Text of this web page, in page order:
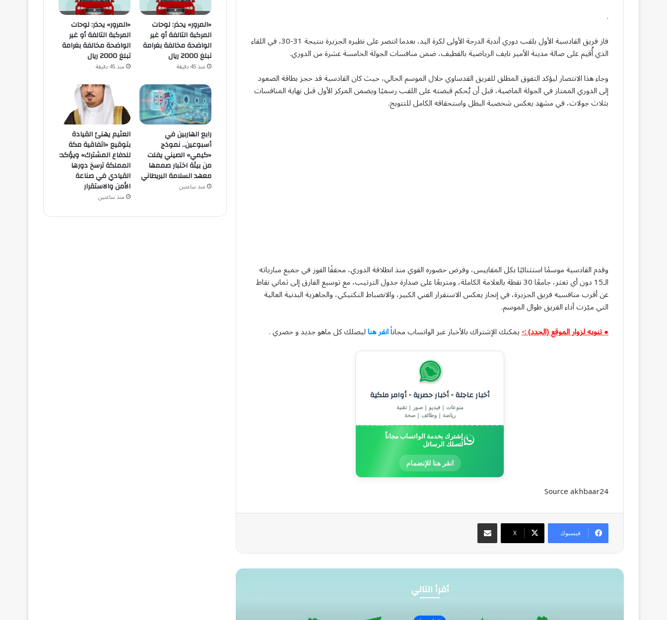
.
فاز فريق القادسية الأول بلقب دوري أندية الدرجة الأولى لكرة اليد، بعدما انتصر على نظيره الجزيرة بنتيجة 31-30، في اللقاء
الذي أُقيم على صالة مدينة الأمير نايف الرياضية بالقطيف، ضمن منافسات الجولة الخامسة عشرة من الدوري.
وجاء هذا الانتصار ليؤكد التفوق المطلق للفريق القدساوي خلال الموسم الحالي، حيث كان القادسية قد حجز بطاقة الصعود
إلى الدوري الممتاز في الجولة الماضية، قبل أن يُحكم قبضته على اللقب رسميًا ويضمن المركز الأول قبل نهاية المنافسات
بثلاث جولات، في مشهد يعكس شخصية البطل واستحقاقه الكامل للتتويج.
وقدم القادسية موسمًا استثنائيًا بكل المقاييس، وفرض حضوره القوي منذ انطلاقة الدوري، محققًا الفوز في جميع مبارياته
الـ15 دون أي تعثر، جامعًا 30 نقطة بالعلامة الكاملة، ومتربعًا على صدارة جدول الترتيب، مع توسيع الفارق إلى ثماني نقاط
عن أقرب منافسيه فريق الجزيرة، في إنجاز يعكس الاستقرار الفني الكبير، والانضباط التكتيكي، والجاهزية البدنية العالية
التي ميّزت أداء الفريق طوال الموسم.
● تنويه لزوار الموقع (الجدد) :-يمكنك الإشتراك بالأخبار عبر الواتساب مجاناًانقر هناليصلك كل ماهو جديد و حصري .
أخبار عاجلة - أخبار حصرية - أوامر ملكية
منوعات | فيديو | صور | تقنية
رياضة | وظائف | صحة
إشترك بخدمة الواتساب مجاناً
لتصلك الرسائل
انقر هنا للإنضمام
Source akhbaar24
فيسبوك ‫X
مشاركة عبر البريد
أقرأ التالي
«المرور» يحذر: لوحات
المركبة التالفة أو غير
الواضحة مخالفة بغرامة
تبلغ 2000 ريال
منذ 45 دقيقة
«المرور» يحذر: لوحات
المركبة التالفة أو غير
الواضحة مخالفة بغرامة
تبلغ 2000 ريال
منذ 45 دقيقة
رابع الهاربين في
أسبوعين.. نموذج
«كيمي» الصيني يفلت
من بيئة اختبار صممها
معهد السلامة البريطاني
منذ ساعتين
العثيم يهنئ القيادة
بتوقيع «اتفاقية مكة
للدفاع المشترك» ويؤكد:
المملكة ترسخ دورها
القيادي في صناعة
الأمن والاستقرار
منذ ساعتين